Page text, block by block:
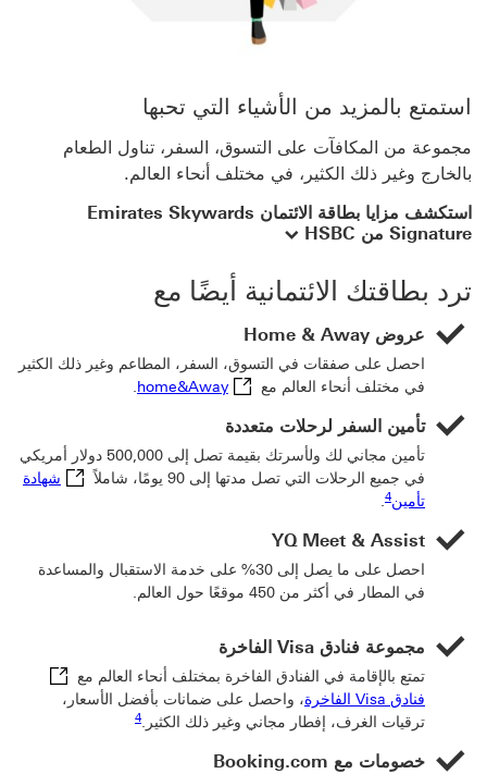
استمتع بالمزيد من الأشياء التي تحبها
مجموعة من المكافآت على التسوق، السفر، تناول الطعام
بالخارج وغير ذلك الكثير، في مختلف أنحاء العالم.
استكشف مزايا بطاقة الائتمان Emirates Skywards
Signature من HSBC
ترد بطاقتك الائتمانية أيضًا مع
عروض Home & Away
احصل على صفقات في التسوق، السفر، المطاعم وغير ذلك الكثير
في مختلف أنحاء العالم مع
home&Away
.
تأمين السفر لرحلات متعددة
‏‫تأمين مجاني لك ولأسرتك بقيمة تصل إلى 500,000 دولار أمريكي
في جميع الرحلات التي تصل مدتها إلى 90 يومًا، شاملاً
شهادة
تأمينشهادة تأمين سيتم فتح هذا الرابط في نافذة جديدة
4
رابط الحاشية السفلية 4
.
YQ Meet & Assist
احصل على ما يصل إلى 30% على خدمة الاستقبال والمساعدة
في المطار في أكثر من 450 موقعًا حول العالم.
مجموعة فنادق Visa الفاخرة
تمتع بالإقامة في الفنادق الفاخرة بمختلف أنحاء العالم مع
فنادق Visa الفاخرة
فنادق Visa الفاخرة سيتم فتح هذا الرابط في نافذة جديدة
، واحصل على ضمانات بأفضل الأسعار،
ترقيات الغرف، ‏‫إفطار مجاني وغير ذلك الكثير.
4
رابط الحاشية السفلية 4
خصومات مع Booking.com